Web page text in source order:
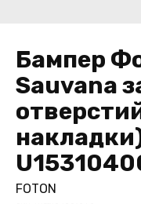
Бампер
Sauvana
FOTON